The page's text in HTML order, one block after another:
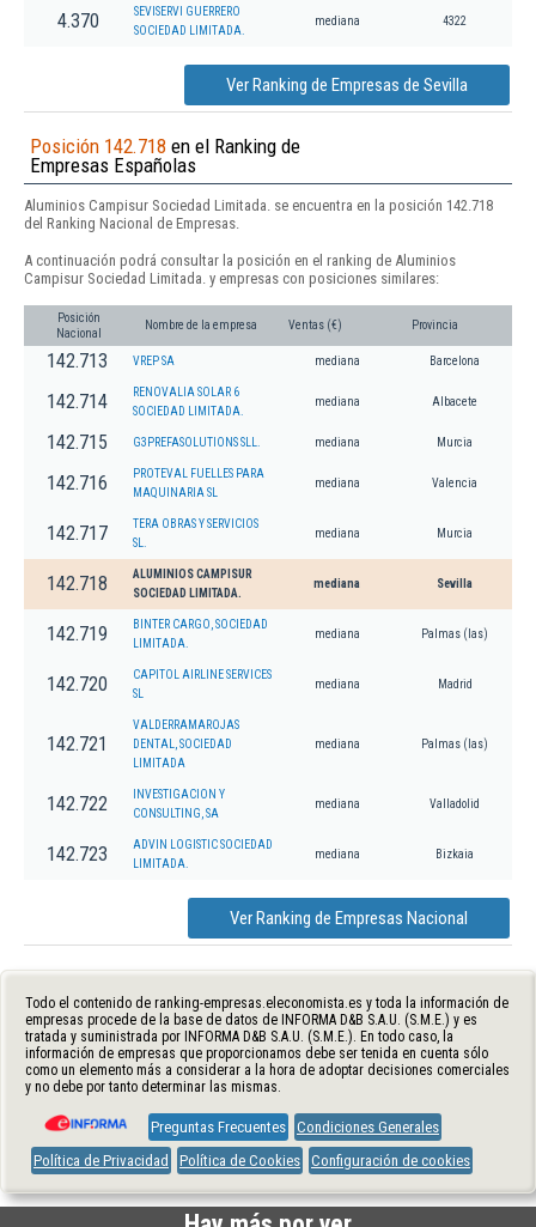
4.370
SEVISERVI GUERRERO
SOCIEDAD LIMITADA.
mediana 4322
Ver Ranking de Empresas de Sevilla
Posición 142.718 en el Ranking de
Empresas Españolas
Aluminios Campisur Sociedad Limitada. se encuentra en la posición 142.718
del Ranking Nacional de Empresas.
A continuación podrá consultar la posición en el ranking de Aluminios
Campisur Sociedad Limitada. y empresas con posiciones similares:
Posición
Nacional
Nombre de la empresa Ventas (€) Provincia
142.713 VREP SA mediana Barcelona
142.714
RENOVALIA SOLAR 6
SOCIEDAD LIMITADA.
mediana Albacete
142.715 G3PREFASOLUTIONS SLL. mediana Murcia
142.716
PROTEVAL FUELLES PARA
MAQUINARIA SL
mediana Valencia
142.717
TERA OBRAS Y SERVICIOS
SL.
mediana Murcia
142.718
ALUMINIOS CAMPISUR
SOCIEDAD LIMITADA.
mediana Sevilla
142.719
BINTER CARGO, SOCIEDAD
LIMITADA.
mediana Palmas (las)
142.720
CAPITOL AIRLINE SERVICES
SL
mediana Madrid
142.721
VALDERRAMAROJAS
DENTAL, SOCIEDAD
LIMITADA
mediana Palmas (las)
142.722
INVESTIGACION Y
CONSULTING, SA
mediana Valladolid
142.723
ADVIN LOGISTIC SOCIEDAD
LIMITADA.
mediana Bizkaia
Ver Ranking de Empresas Nacional
Todo el contenido de ranking-empresas.eleconomista.es y toda la información de
empresas procede de la base de datos de INFORMA D&B S.A.U. (S.M.E.) y es
tratada y suministrada por INFORMA D&B S.A.U. (S.M.E.). En todo caso, la
información de empresas que proporcionamos debe ser tenida en cuenta sólo
como un elemento más a considerar a la hora de adoptar decisiones comerciales
y no debe por tanto determinar las mismas.
Preguntas Frecuentes Condiciones Generales
Política de Privacidad
Política de Cookies Configuración de cookies